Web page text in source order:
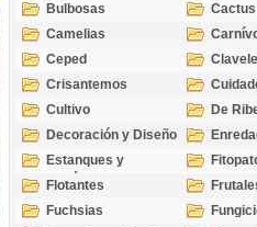
Bulbosas
Cactus
Camelias
Ceped
Crisantemos
Cultivo
De
Decoración y Diseño
Estanques y
Acuáticas
Flotantes
Fuchsias